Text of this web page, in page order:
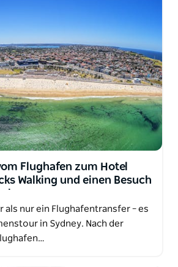
Flughafen zum Hotel
Walking und einen Besuch
als nur ein Flughafentransfer – es
in Sydney. Nach der